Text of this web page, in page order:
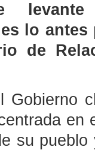
lo
de
Gobierno
en
su